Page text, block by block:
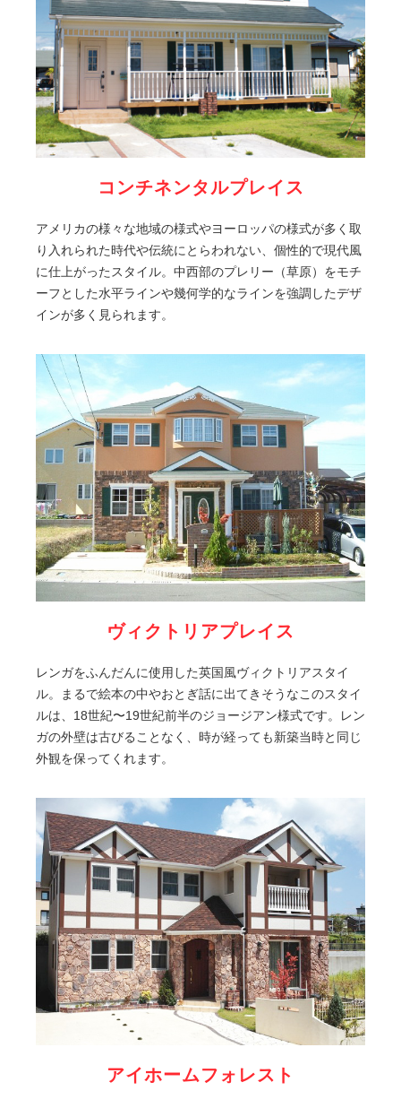
コンチネンタルプレイス
アメリカの様々な地域の様式やヨーロッパの様式が多く取
り入れられた時代や伝統にとらわれない、個性的で現代風
に仕上がったスタイル。中西部のプレリー（草原）をモチ
ーフとした水平ラインや幾何学的なラインを強調したデザ
インが多く見られます。
ヴィクトリアプレイス
レンガをふんだんに使用した英国風ヴィクトリアスタイ
ル。まるで絵本の中やおとぎ話に出てきそうなこのスタイ
ルは、18世紀〜19世紀前半のジョージアン様式です。レン
ガの外壁は古びることなく、時が経っても新築当時と同じ
外観を保ってくれます。
アイホームフォレスト